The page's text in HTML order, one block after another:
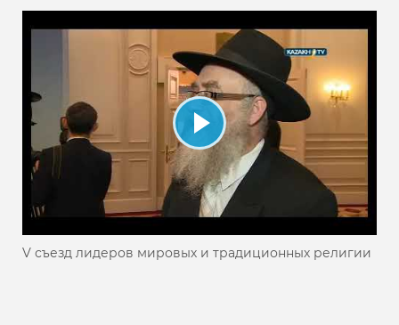
V съезд лидеров мировых и традиционных религии